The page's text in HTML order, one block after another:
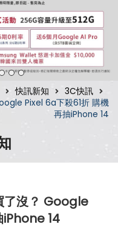
快訊新知
3C快訊
Pixel 6a下殺61折 購機
再抽iPhone 14
了沒？ Google
iPhone 14